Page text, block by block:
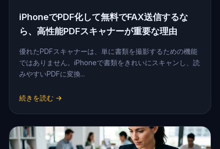
iPhoneでPDF化して無料でFAX送信するな
ら、高性能PDFスキャナーが重要な理由
優れたPDFスキャナーは、単に書類を撮影するための機能
ではありません。iPhoneで書類をきれいにスキャンし、読
みやすいPDFに変換...
続きを読む →